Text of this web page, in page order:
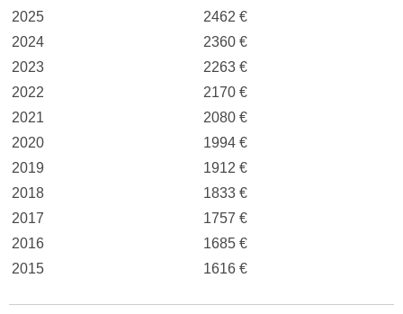
2025
2462 €
2024
2360 €
2023
2263 €
2022
2170 €
2021
2080 €
2020
1994 €
2019
1912 €
2018
1833 €
2017
1757 €
2016
1685 €
2015
1616 €